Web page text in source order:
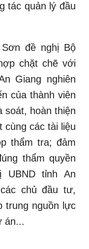
tác quản lý đầu
đề nghị Bộ
chặt chẽ với
Giang nghiên
của thành viên
soát, hoàn thiện
cùng các tài liệu
thẩm tra; đảm
thẩm quyền
UBND tỉnh An
chủ đầu tư,
trung nguồn lực
án...